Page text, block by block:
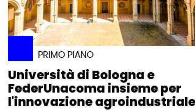
PRIMO PIANO
Università di Bologna e
FederUnacoma insieme per
l'innovazione agroindustriale